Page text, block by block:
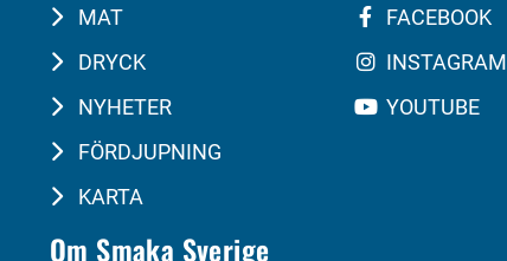
MAT
DRYCK
NYHETER
FÖRDJUPNING
KARTA
FACEBOOK
INSTAGRAM
YOUTUBE
Om Smaka Sverige